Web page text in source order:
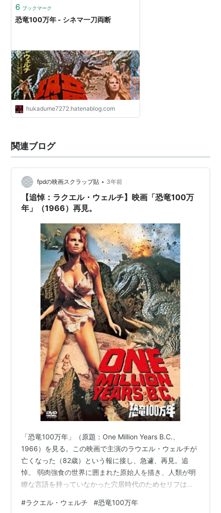
6 ブックマーク
恐竜100万年 - シネマ一刀両断
hukadume7272.hatenablog.com
関連ブログ
fpdの映画スクラップ貼 • 3年前
【追悼：ラクエル・ウェルチ】映画「恐竜100万
年」（1966）再見。
「恐竜100万年」（原題：One Million Years B.C.、
1966）を見る。この映画で主演のラウエル・ウェルチが
亡くなった（82歳）という報に接し、急遽、再見。追
悼。 弱肉強食の世界に囲まれた原始人を描き、人類が明
瞭な言語を持っていなかった穴居時代のためセリフはほ
ビキニ姿で登場。巨大な恐竜、ウミガメ、トカゲ、猿人
#ラクエル・ウェルチ #恐竜100万年